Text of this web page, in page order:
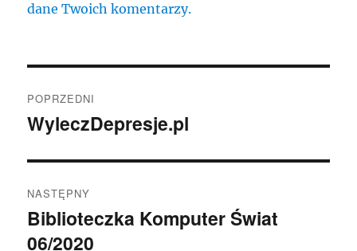
dane Twoich komentarzy.
wpisu
POPRZEDNI
Poprzedni
WyleczDepresje.pl
NASTĘPNY
Następny
wpis:
Biblioteczka Komputer Świat
06/2020